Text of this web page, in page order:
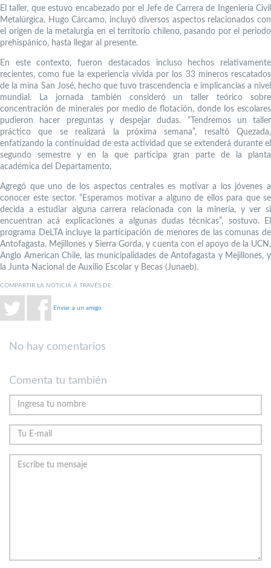
El taller, que estuvo encabezado por el Jefe de Carrera de Ingeniería Civil
Metalúrgica, Hugo Cárcamo, incluyó diversos aspectos relacionados con
el origen de la metalurgia en el territorio chileno, pasando por el periodo
prehispánico, hasta llegar al presente.
En este contexto, fueron destacados incluso hechos relativamente
recientes, como fue la experiencia vivida por los 33 mineros rescatados
de la mina San José, hecho que tuvo trascendencia e implicancias a nivel
mundial. La jornada también consideró un taller teórico sobre
concentración de minerales por medio de flotación, donde los escolares
pudieron hacer preguntas y despejar dudas. “Tendremos un taller
práctico que se realizará la próxima semana”, resaltó Quezada,
enfatizando la continuidad de esta actividad que se extenderá durante el
segundo semestre y en la que participa gran parte de la planta
académica del Departamento.
Agregó que uno de los aspectos centrales es motivar a los jóvenes a
conocer este sector. “Esperamos motivar a alguno de ellos para que se
decida a estudiar alguna carrera relacionada con la minería, y ver si
encuentran acá explicaciones a algunas dudas técnicas”, sostuvo. El
programa DeLTA incluye la participación de menores de las comunas de
Antofagasta, Mejillones y Sierra Gorda, y cuenta con el apoyo de la UCN,
Anglo American Chile, las municipalidades de Antofagasta y Mejillones, y
la Junta Nacional de Auxilio Escolar y Becas (Junaeb).
COMPARTIR LA NOTICIA A TRAVÉS DE:
Enviar a un amigo
No hay comentarios
Comenta tu también